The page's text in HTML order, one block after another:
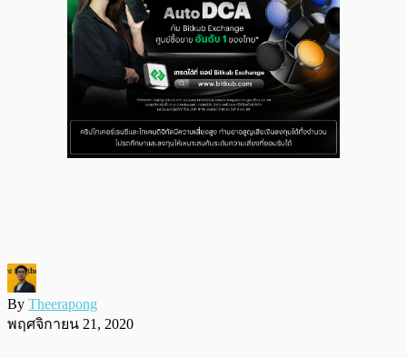
By Theerapong
พฤศจิกายน 21, 2020